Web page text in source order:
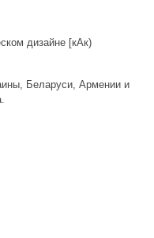
дизайне [кАк)
Беларуси, Армении и